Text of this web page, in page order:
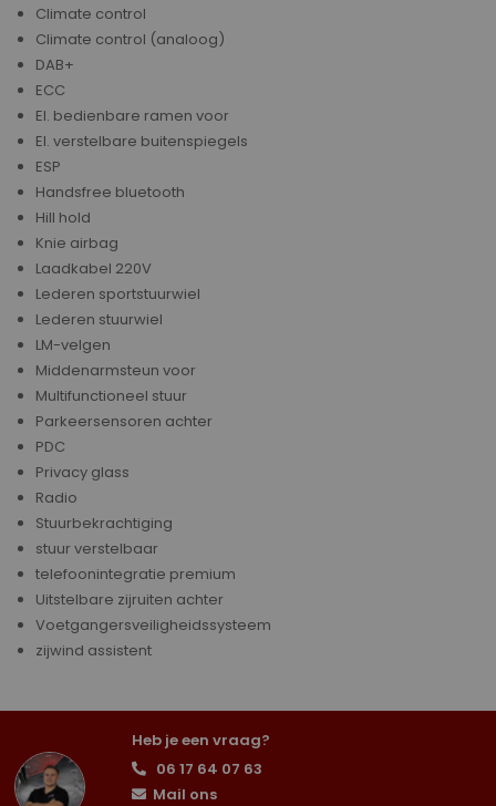
Climate control
Climate control (analoog)
DAB+
ECC
El. bedienbare ramen voor
El. verstelbare buitenspiegels
ESP
Handsfree bluetooth
Hill hold
Knie airbag
Laadkabel 220V
Lederen sportstuurwiel
Lederen stuurwiel
LM-velgen
Middenarmsteun voor
Multifunctioneel stuur
Parkeersensoren achter
PDC
Privacy glass
Radio
Stuurbekrachtiging
stuur verstelbaar
telefoonintegratie premium
Uitstelbare zijruiten achter
Voetgangersveiligheidssysteem
zijwind assistent
Heb je een vraag?
06 17 64 07 63
Mail ons